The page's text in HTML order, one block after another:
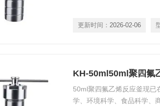
更新时间： 2026-02-06
KH-50ml50ml聚四氟
50ml聚四氟乙烯反应釜现已
学、环境科学、食品科学、